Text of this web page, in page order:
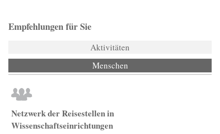
Empfehlungen für Sie
Aktivitäten
Menschen
Netzwerk der Reisestellen in
Wissenschaftseinrichtungen